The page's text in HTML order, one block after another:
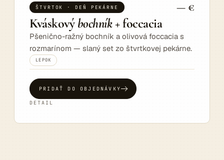
ŠTVRTOK · DEŇ PEKÁRNE — €
Kváskovýbochník+ foccacia
Pšenično-ražný bochník a olivová foccacia s
rozmarínom — slaný set zo štvrtkovej pekárne.
LEPOK
PRIDAŤ DO OBJEDNÁVKY
DETAIL